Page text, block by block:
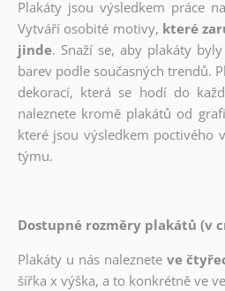
Plakáty jsou výsledkem práce
Vytváří osobité motivy, které
jinde. Snaží se, aby plakáty
barev podle současných trendů.
dekorací, která se hodí do
naleznete kromě plakátů od
které jsou výsledkem poctivého
týmu.
Dostupné rozměry plakátů (v
Plakáty u nás naleznete ve
šířka x výška, a to konkrétně ve